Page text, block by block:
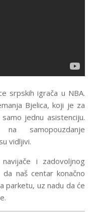
srpskih igrača u NBA.
Bjelica, koji je za
jednu asistenciju.
samopouzdanje
vidljivi.
i zadovoljnog
naš centar konačno
parketu, uz nadu da će